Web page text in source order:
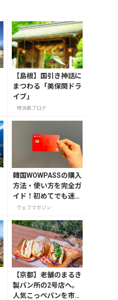
【島根】国引き神話に
まつわる「美保関ドラ
イブ」
特派員ブログ
韓国WOWPASSの購入
方法・使い方を完全ガ
イド！初めてでも迷わ
ない
ウェブマガジン
【京都】老舗のまるき
製パン所の2号店へ。
人気こっぺパンを市役